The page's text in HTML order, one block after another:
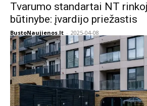
Tvarumo standartai NT
būtinybe: įvardijo priežastis
BustoNaujienos.lt - 2025-04-08